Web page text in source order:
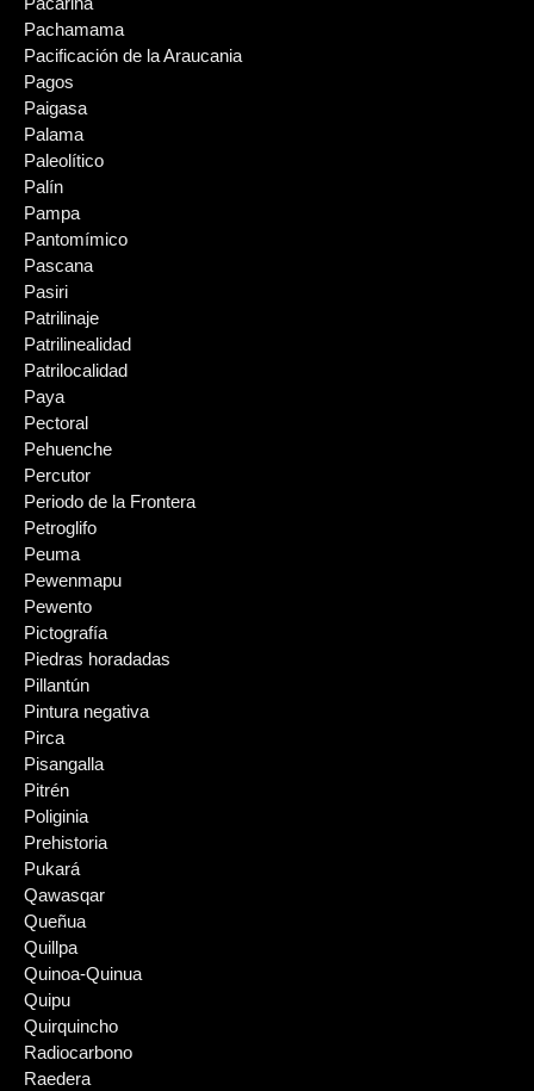
Pachamama
Pacificación de la Araucania
Pagos
Paigasa
Palama
Paleolítico
Palín
Pampa
Pantomímico
Pascana
Pasiri
Patrilinaje
Patrilinealidad
Patrilocalidad
Paya
Pectoral
Pehuenche
Percutor
Periodo de la Frontera
Petroglifo
Peuma
Pewenmapu
Pewento
Pictografía
Piedras horadadas
Pillantún
Pintura negativa
Pirca
Pisangalla
Pitrén
Poliginia
Prehistoria
Pukará
Qawasqar
Queñua
Quillpa
Quinoa-Quinua
Quipu
Quirquincho
Radiocarbono
Raedera